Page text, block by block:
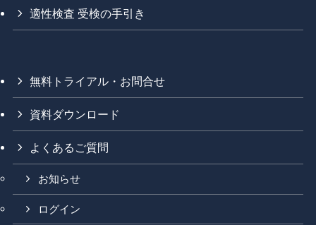
適性検査 受検の手引き
無料トライアル・お問合せ
資料ダウンロード
よくあるご質問
お知らせ
ログイン